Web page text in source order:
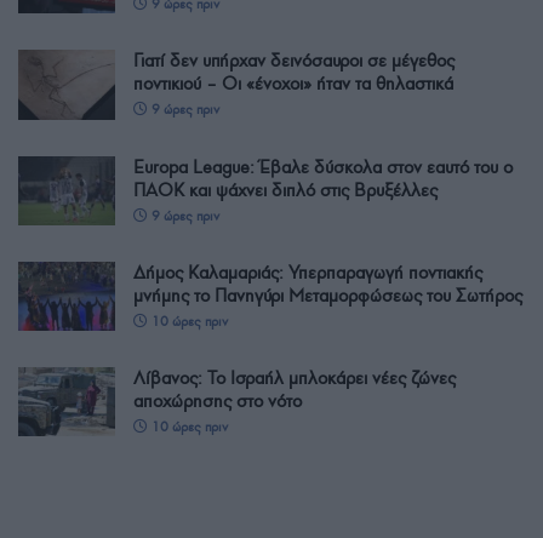
9 ώρες πριν
Γιατί δεν υπήρχαν δεινόσαυροι σε μέγεθος
ποντικιού – Οι «ένοχοι» ήταν τα θηλαστικά
9 ώρες πριν
Europa League: Έβαλε δύσκολα στον εαυτό του ο
ΠΑΟΚ και ψάχνει διπλό στις Βρυξέλλες
9 ώρες πριν
Δήμος Καλαμαριάς: Υπερπαραγωγή ποντιακής
μνήμης το Πανηγύρι Μεταμορφώσεως του Σωτήρος
10 ώρες πριν
Λίβανος: Το Ισραήλ μπλοκάρει νέες ζώνες
αποχώρησης στο νότο
10 ώρες πριν